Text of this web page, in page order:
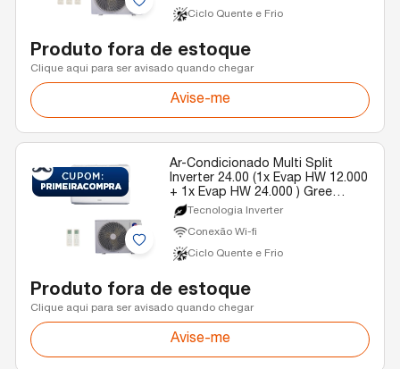
Ciclo Quente e Frio
Produto fora de estoque
Clique aqui para ser avisado quando chegar
Avise-me
Ar-Condicionado Multi Split
Inverter 24.00 (1x Evap HW 12.000
+ 1x Evap HW 24.000 ) Gree
Quente/Frio R-32 220v
Tecnologia Inverter
Conexão Wi-fi
Ciclo Quente e Frio
Produto fora de estoque
Clique aqui para ser avisado quando chegar
Avise-me